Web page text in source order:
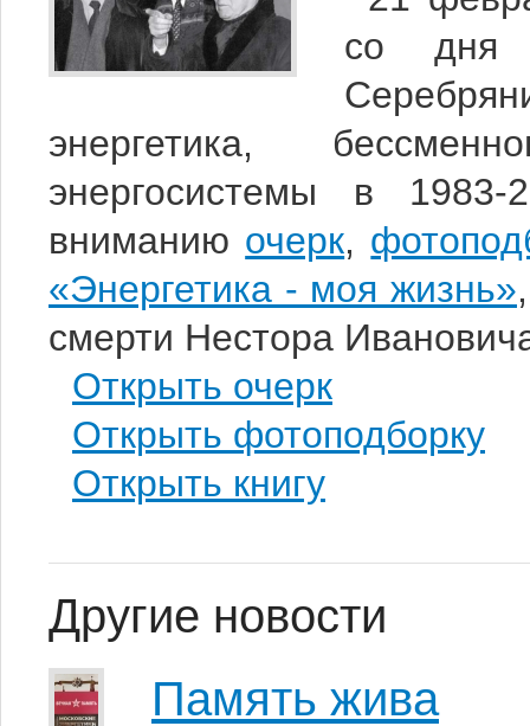
со дня
энергетика,
энергосистемы в
вниманию очерк,
«Энергетика - моя жизнь»
смерти Нестора
Открыть очерк
Открыть фотоподборку
Открыть книгу
Другие новости
Память жива